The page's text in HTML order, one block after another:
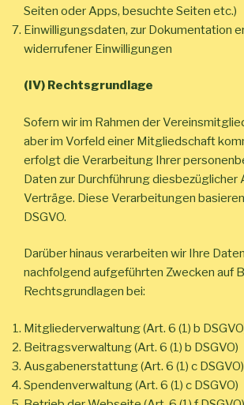
Seiten oder Apps, besuchte Seiten etc.)
Einwilligungsdaten, zur Dokumentation
widerrufener Einwilligungen
(IV) Rechtsgrundlage
Sofern wir im Rahmen der
aber im Vorfeld einer Mitgliedschaft
erfolgt die Verarbeitung Ihrer
Daten zur Durchführung diesbezüglicher
Verträge. Diese Verarbeitungen
DSGVO.
Darüber hinaus verarbeiten wir Ihre
nachfolgend aufgeführten Zwecken auf
Rechtsgrundlagen bei:
Mitgliederverwaltung (Art. 6 (1) b
Beitragsverwaltung (Art. 6 (1) b DSGVO)
Ausgabenerstattung (Art. 6 (1) c DSGVO)
Spendenverwaltung (Art. 6 (1) c DSGVO)